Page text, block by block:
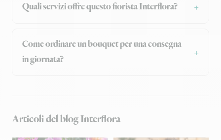
Quali servizi offre questo fiorista Interflora?
Come ordinare un bouquet per una consegna
in giornata?
Articoli del blog Interflora